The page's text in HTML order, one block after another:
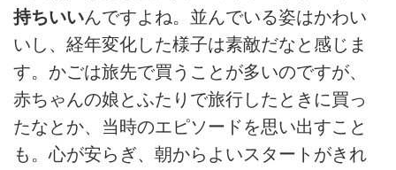
持ちいいんですよね。並んでいる姿はかわい
いし、経年変化した様子は素敵だなと感じま
す。かごは旅先で買うことが多いのですが、
赤ちゃんの娘とふたりで旅行したときに買っ
たなとか、当時のエピソードを思い出すこと
も。心が安らぎ、朝からよいスタートがきれ